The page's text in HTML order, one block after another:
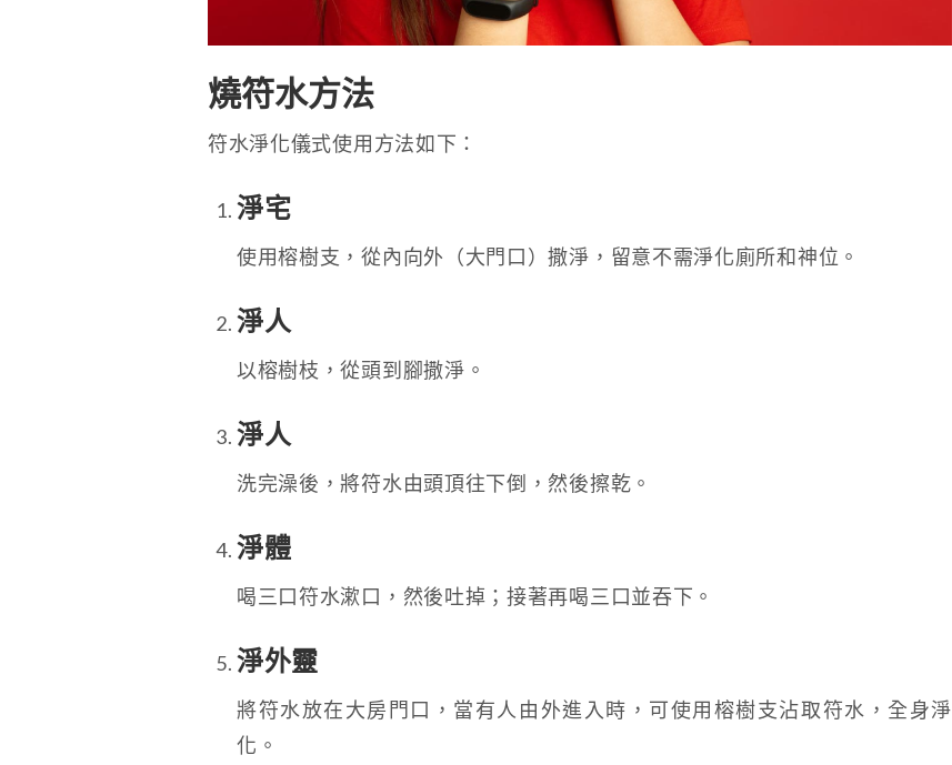
燒符水方法
符水淨化儀式使用方法如下：
淨宅
使用榕樹支，從內向外（大門口）撒淨，留意不需淨化廁所和神位。
淨人
以榕樹枝，從頭到腳撒淨。
淨人
洗完澡後，將符水由頭頂往下倒，然後擦乾。
淨體
喝三口符水漱口，然後吐掉；接著再喝三口並吞下。
淨外靈
將符水放在大房門口，當有人由外進入時，可使用榕樹支沾取符水，全身淨
化。